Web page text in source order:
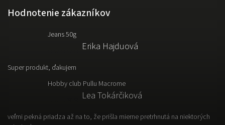
Hodnotenie zákazníkov
Jeans 50g
Erika Hajduová
Super produkt, ďakujem
Hobby club Pullu Macrome
Lea Tokárčiková
veľmi pekná priadza až na to, že prišla mierne pretrhnutá na niektorých